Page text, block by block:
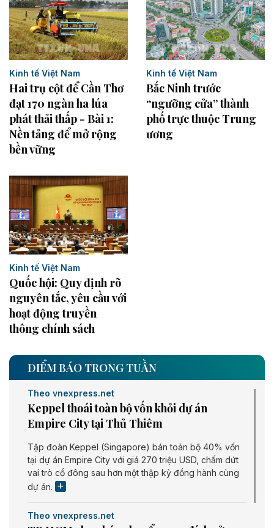
Kinh tế Việt Nam
Hai trụ cột để Cần Thơ
đạt 170 ngàn ha lúa
phát thải thấp - Bài 1:
Nền tảng để mở rộng
bền vững
Kinh tế Việt Nam
Bắc Ninh trước
“ngưỡng cửa” thành
phố trực thuộc Trung
ương
Kinh tế Việt Nam
Quốc hội: Quy định rõ
nguyên tắc, yêu cầu với
hoạt động truyền
thông chính sách
ĐIỂM BÁO TRONG TUẦN
Theo vnexpress.net
Keppel thoái toàn bộ vốn khỏi dự án
Empire City tại Thủ Thiêm
Tập đoàn Keppel (Singapore) bán toàn bộ 40% vốn
tại dự án Empire City với giá 270 triệu USD, chấm dứt
vai trò cổ đông sau hơn một thập kỷ đồng hành cùng
dự án.
Theo vnexpress.net